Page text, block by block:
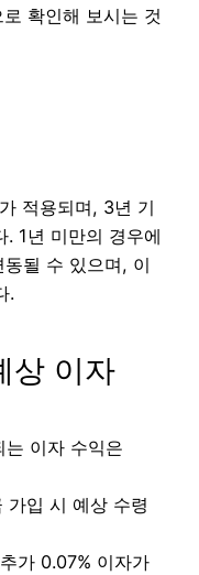
확인해 보시는 것
적용되며, 3년 기
. 1년 미만의 경우에
될 수 있으며, 이
.
상 이자
는 이자 수익은
가입 시 예상 수령
가 0.07% 이자가